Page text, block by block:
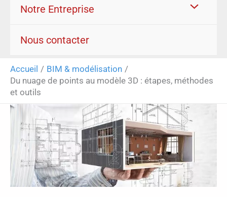
Notre Entreprise
Nous contacter
Accueil
BIM & modélisation
Du nuage de points au modèle 3D : étapes, méthodes
et outils